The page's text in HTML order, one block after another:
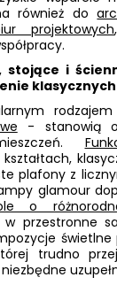
również do
projektowych
stojące i
- stanowią
plafony z
glamour
o
w przestronne
świetlne
trudno